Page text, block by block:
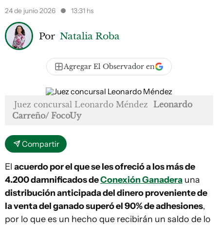
24 de junio 2026 13:31 hs
Por Natalia Roba
Agregar El Observador en
Juez concursal Leonardo Méndez Leonardo
Carreño/ FocoUy
Compartir
El acuerdo por el que se les ofreció a los más de
4.200 damnificados deConexión Ganadera una
distribución anticipada del dinero proveniente de
la venta del ganado superó el 90% de adhesiones,
por lo que es un hecho que recibirán un saldo de lo